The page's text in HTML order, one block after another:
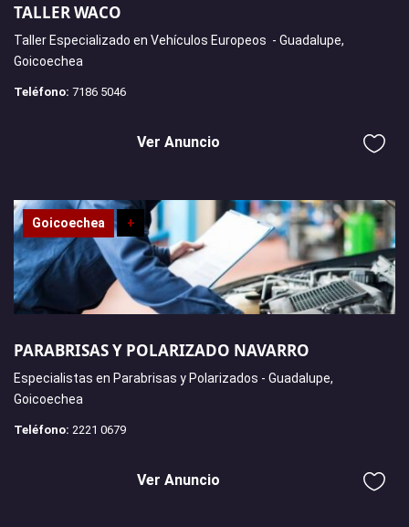
TALLER WACO
Taller Especializado en Vehículos Europeos - Guadalupe,
Goicoechea
Teléfono: 7186 5046
Ver Anuncio
Goicoechea +
PARABRISAS Y POLARIZADO NAVARRO
Especialistas en Parabrisas y Polarizados - Guadalupe,
Goicoechea
Teléfono: 2221 0679
Ver Anuncio